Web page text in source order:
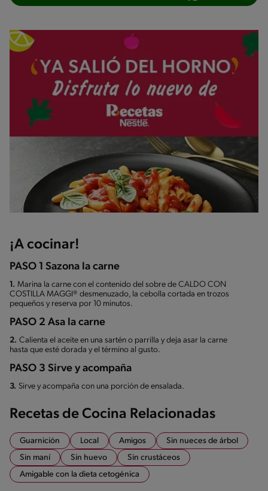
¡A cocinar!
PASO 1 Sazona la carne
1. Marina la carne con el contenido del sobre de CALDO CON
COSTILLA MAGGI® desmenuzado, la cebolla cortada en trozos
pequeños y reserva por 10 minutos.
PASO 2 Asa la carne
2. Calienta el aceite en una sartén o parrilla y deja asar la carne
hasta que esté dorada y el término al gusto.
PASO 3 Sirve y acompaña
3. Sirve y acompaña con una porción de ensalada.
Recetas de Cocina Relacionadas
Guarnición Local Amigos
Sin nueces de árbol
Sin maní
Sin huevo
Sin crustáceos
Amigable con la dieta cetogénica